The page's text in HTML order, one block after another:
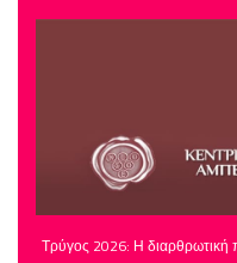
Τρύγος 2026: Η διαρθρωτική